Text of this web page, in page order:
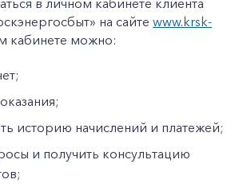
в личном кабинете клиента
на сайте www.krsk-
кабинете можно:
историю начислений и платежей;
и получить консультацию